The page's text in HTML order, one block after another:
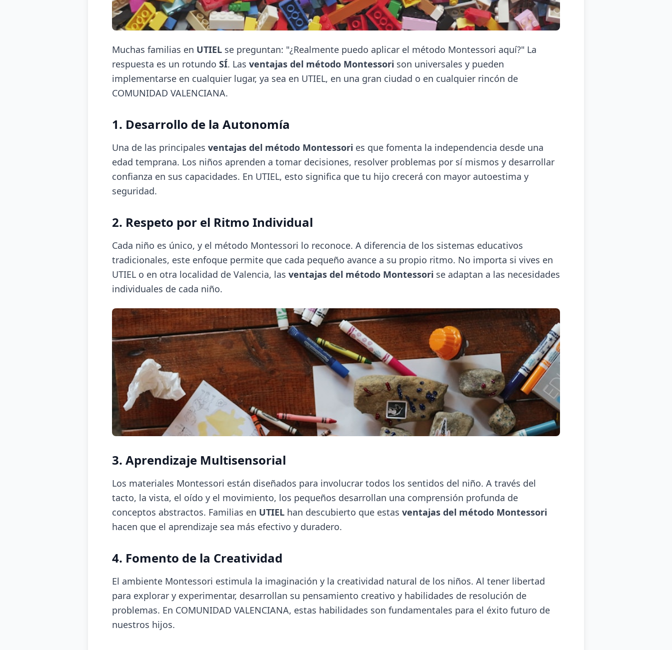
Muchas familias en UTIEL se preguntan: "¿Realmente puedo aplicar el método Montessori aquí?" La
respuesta es un rotundo SÍ. Las ventajas del método Montessori son universales y pueden
implementarse en cualquier lugar, ya sea en UTIEL, en una gran ciudad o en cualquier rincón de
COMUNIDAD VALENCIANA.
1. Desarrollo de la Autonomía
Una de las principales ventajas del método Montessori es que fomenta la independencia desde una
edad temprana. Los niños aprenden a tomar decisiones, resolver problemas por sí mismos y desarrollar
confianza en sus capacidades. En UTIEL, esto significa que tu hijo crecerá con mayor autoestima y
seguridad.
2. Respeto por el Ritmo Individual
Cada niño es único, y el método Montessori lo reconoce. A diferencia de los sistemas educativos
tradicionales, este enfoque permite que cada pequeño avance a su propio ritmo. No importa si vives en
UTIEL o en otra localidad de Valencia, las ventajas del método Montessori se adaptan a las necesidades
individuales de cada niño.
3. Aprendizaje Multisensorial
Los materiales Montessori están diseñados para involucrar todos los sentidos del niño. A través del
tacto, la vista, el oído y el movimiento, los pequeños desarrollan una comprensión profunda de
conceptos abstractos. Familias en UTIEL han descubierto que estas ventajas del método Montessori
hacen que el aprendizaje sea más efectivo y duradero.
4. Fomento de la Creatividad
El ambiente Montessori estimula la imaginación y la creatividad natural de los niños. Al tener libertad
para explorar y experimentar, desarrollan su pensamiento creativo y habilidades de resolución de
problemas. En COMUNIDAD VALENCIANA, estas habilidades son fundamentales para el éxito futuro de
nuestros hijos.